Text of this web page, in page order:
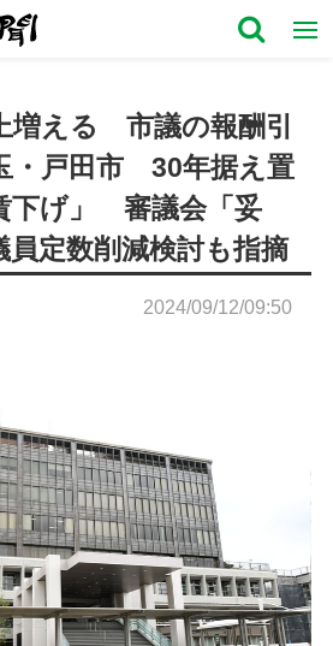
増える 市議の報酬引
・戸田市 30年据え置
下げ」 審議会「妥
員定数削減検討も指摘
2024/09/12/09:50